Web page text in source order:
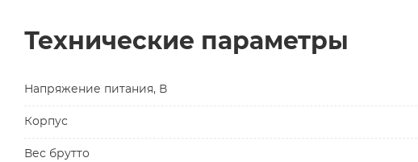
Технические параметры
Напряжение питания, В
Корпус
Вес брутто